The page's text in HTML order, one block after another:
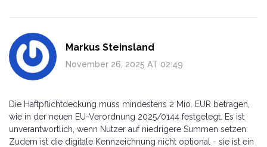
Markus Steinsland
November 26, 2025 AT 02:49
Die Haftpflichtdeckung muss mindestens 2 Mio. EUR betragen,
wie in der neuen EU-Verordnung 2025/0144 festgelegt. Es ist
unverantwortlich, wenn Nutzer auf niedrigere Summen setzen.
Zudem ist die digitale Kennzeichnung nicht optional - sie ist ein